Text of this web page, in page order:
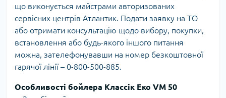
що виконується майстрами авторизованих
сервісних центрів Атлантик. Подати заявку на ТО
або отримати консультацію щодо вибору, покупки,
встановлення або будь-якого іншого питання
можна, зателефонувавши на номер безкоштовної
гарячої лінії – 0-800-500-885.
Особливості бойлера Классік Еко VM 50